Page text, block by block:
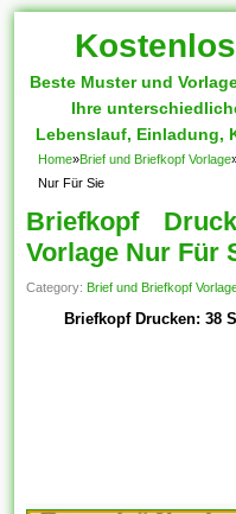
Beste Muster und
Ihre
Lebenslauf, Einladung,
Home»Brief und Briefkopf Vorlage
Nur Für Sie
Briefkopf
Vorlage Nur Für
Category: Brief und Briefkopf
Briefkopf Drucken: 38